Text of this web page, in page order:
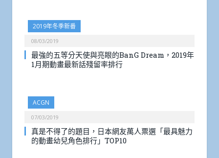
2019年冬季新番
08/03/2019
最強的五等分天使與亮眼的BanG Dream，2019年
1月期動畫最新話殘留率排行
ACGN
07/03/2019
真是不得了的題目，日本網友萬人票選「最具魅力
的動畫幼兒角色排行」TOP10